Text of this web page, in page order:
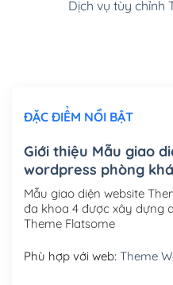
Cài đặt SMTP Mail
Mua thêm Host + Tên miền
Tên miền quốc tế
Tên miền Việt Nam
Hosting 2GB SSD (1
Dịch vụ tùy chỉnh
ĐẶC ĐIỂM NỔI BẬT
Giới thiệu Mẫu giao
wordpress phòng
Mẫu giao diện website
đa khoa 4 được xây dựng
Theme Flatsome
Phù hợp với web: Theme